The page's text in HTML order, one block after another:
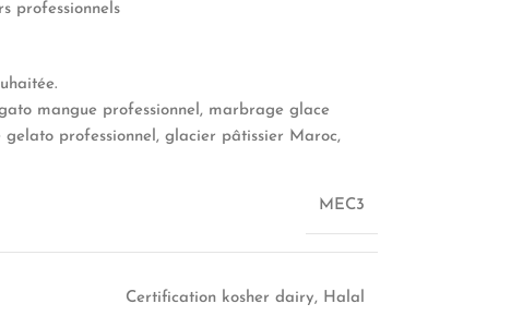
professionnels
mangue professionnel, marbrage glace
professionnel, glacier pâtissier Maroc,
MEC3
Certification kosher dairy, Halal